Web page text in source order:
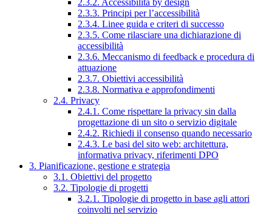
2.3.2. Accessibilità by design
2.3.3. Principi per l’accessibilità
2.3.4. Linee guida e criteri di successo
2.3.5. Come rilasciare una dichiarazione di
accessibilità
2.3.6. Meccanismo di feedback e procedura di
attuazione
2.3.7. Obiettivi accessibilità
2.3.8. Normativa e approfondimenti
2.4. Privacy
2.4.1. Come rispettare la privacy sin dalla
progettazione di un sito o servizio digitale
2.4.2. Richiedi il consenso quando necessario
2.4.3. Le basi del sito web: architettura,
informativa privacy, riferimenti DPO
3. Pianificazione, gestione e strategia
3.1. Obiettivi del progetto
3.2. Tipologie di progetti
3.2.1. Tipologie di progetto in base agli attori
coinvolti nel servizio